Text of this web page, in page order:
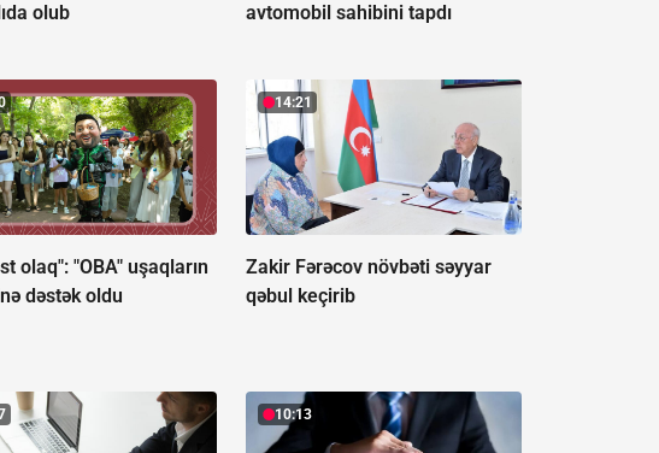
olub
avtomobil sahibini tapdı
olaq": "OBA" uşaqların
dəstək oldu
14:21
Zakir Fərəcov növbəti səyyar
qəbul keçirib
10:13